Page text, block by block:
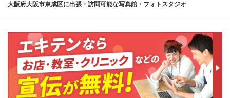
大阪府大阪市東成区に出張・訪問可能な写真館・フォトスタジオ